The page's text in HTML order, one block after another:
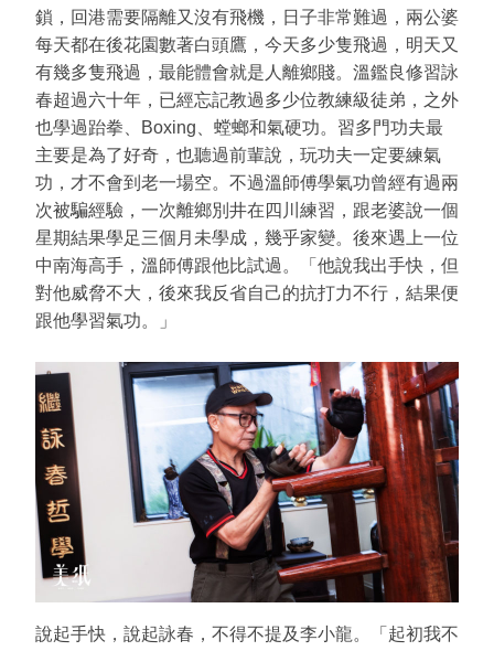
鎖，回港需要隔離又沒有飛機，日子非常難過，兩公婆
每天都在後花園數著白頭鷹，今天多少隻飛過，明天又
有幾多隻飛過，最能體會就是人離鄉賤。溫鑑良修習詠
春超過六十年，已經忘記教過多少位教練級徒弟，之外
也學過跆拳、Boxing、螳螂和氣硬功。習多門功夫最
主要是為了好奇，也聽過前輩說，玩功夫一定要練氣
功，才不會到老一場空。不過溫師傅學氣功曾經有過兩
次被騙經驗，一次離鄉別井在四川練習，跟老婆說一個
星期結果學足三個月未學成，幾乎家變。後來遇上一位
中南海高手，溫師傅跟他比試過。「他說我出手快，但
對他威脅不大，後來我反省自己的抗打力不行，結果便
跟他學習氣功。」
說起手快，說起詠春，不得不提及李小龍。「起初我不